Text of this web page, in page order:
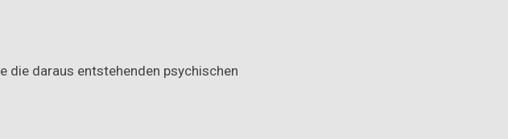
die daraus entstehenden psychischen